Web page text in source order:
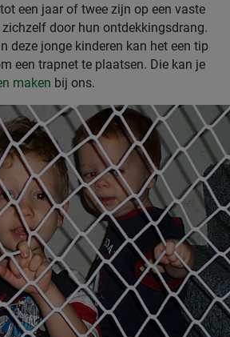
een jaar of twee zijn op een vaste
door hun ontdekkingsdrang.
deze jonge kinderen kan het een tip
een trapnet te plaatsen. Die kan je
maken bij ons.